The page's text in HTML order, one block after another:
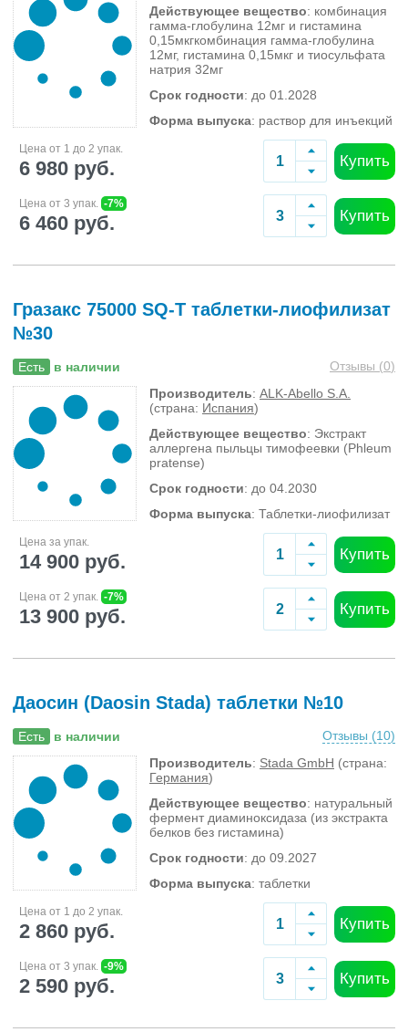
Действующее вещество: комбинация
гамма-глобулина 12мг и гистамина
0,15мкгкомбинация гамма-глобулина
12мг, гистамина 0,15мкг и тиосульфата
натрия 32мг
Срок годности: до 01.2028
Форма выпуска: раствор для инъекций
Цена от 1 до 2 упак.
6 980 руб. Купить
Цена от 3 упак. -7%
6 460 руб. Купить
Гразакс 75000 SQ-T таблетки-лиофилизат
№30
Есть в наличии Отзывы (0)
Производитель: ALK-Abello S.A.
(страна: Испания)
Действующее вещество: Экстракт
аллергена пыльцы тимофеевки (Phleum
pratense)
Срок годности: до 04.2030
Форма выпуска: Таблетки-лиофилизат
Цена за упак.
14 900 руб. Купить
Цена от 2 упак. -7%
13 900 руб. Купить
Даосин (Daosin Stada) таблетки №10
Есть в наличии Отзывы (10)
Производитель: Stada GmbH (страна:
Германия)
Действующее вещество: натуральный
фермент диаминоксидаза (из экстракта
белков без гистамина)
Срок годности: до 09.2027
Форма выпуска: таблетки
Цена от 1 до 2 упак.
2 860 руб. Купить
Цена от 3 упак. -9%
2 590 руб. Купить